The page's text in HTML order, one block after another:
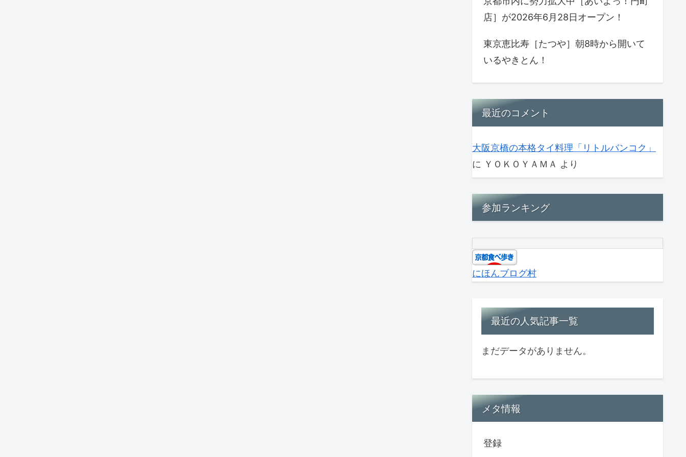
店］が2026年6月28日オープン！
東京恵比寿［たつや］朝8時から開いて
いるやきとん！
最近のコメント
大阪京橋の本格タイ料理「リトルバンコク」
に ＹＯＫＯＹＡＭＡ より
参加ランキング
にほんブログ村
最近の人気記事一覧
まだデータがありません。
メタ情報
登録